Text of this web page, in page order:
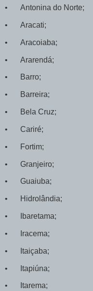
• Antonina do Norte;
• Aracati;
• Aracoiaba;
• Ararendá;
• Barro;
• Barreira;
• Bela Cruz;
• Cariré;
• Fortim;
• Granjeiro;
• Guaiuba;
• Hidrolândia;
• Ibaretama;
• Iracema;
• Itaiçaba;
• Itapiúna;
• Itarema;